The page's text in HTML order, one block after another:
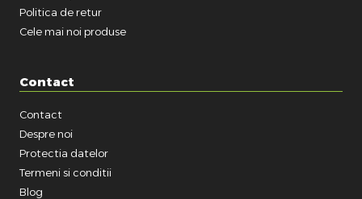
Politica de retur
Cele mai noi produse
Contact
Contact
Despre noi
Protectia datelor
Termeni si conditii
Blog